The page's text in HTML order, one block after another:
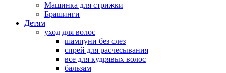
Машинка для стрижки
Брашинги
Детям
уход для волос
шампуни без слез
спрей для расчесывания
все для кудрявых волос
бальзам